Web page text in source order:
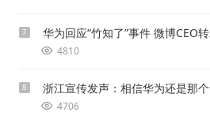
7 华为回应“竹知了”事件 微博CEO
4810
8 浙江宣传发声：相信华为还是那
4706